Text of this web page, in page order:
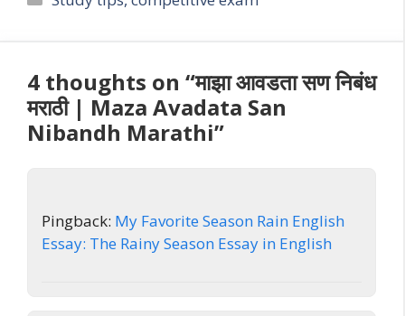
4 thoughts on “माझा आवडता सण निबंध
मराठी | Maza Avadata San
Nibandh Marathi”
Pingback: My Favorite Season Rain English
Essay: The Rainy Season Essay in English